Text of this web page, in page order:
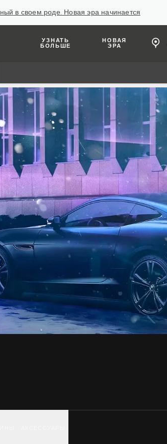
в своем роде. Новая эра начинается
УЗНАТЬ
БОЛЬШЕ
НОВАЯ
ЭРА